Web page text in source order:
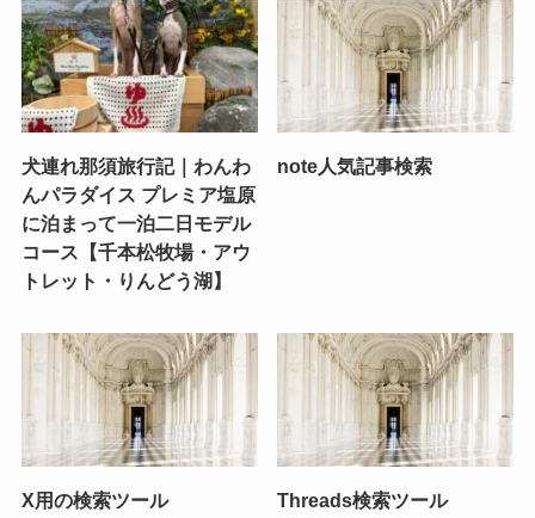
犬連れ那須旅行記｜わんわ
んパラダイス プレミア塩原
に泊まって一泊二日モデル
コース【千本松牧場・アウ
トレット・りんどう湖】
note人気記事検索
X用の検索ツール Threads検索ツール